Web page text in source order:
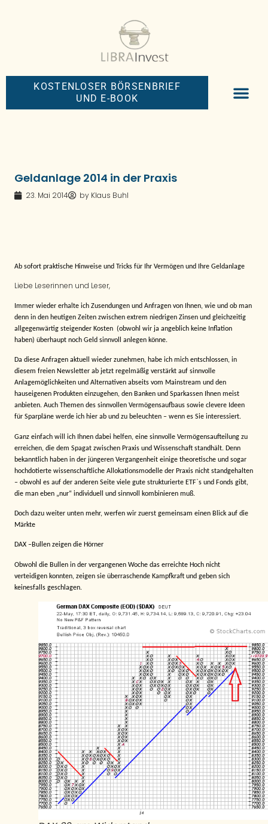
KOSTENLOSER BÖRSENBRIEF
UND E-BOOK
Geldanlage 2014 in der Praxis
23. Mai 2014 by Klaus Buhl
Ab sofort praktische Hinweise und Tricks für Ihr Vermögen und Ihre Geldanlage
Liebe Leserinnen und Leser,
Immer wieder erhalte ich Zusendungen und Anfragen von Ihnen, wie und ob man
denn in den heutigen Zeiten zwischen extrem niedrigen Zinsen und gleichzeitig
allgegenwärtig steigender Kosten (obwohl wir ja angeblich keine Inflation
haben) überhaupt noch Geld sinnvoll anlegen könne.
Da diese Anfragen aktuell wieder zunehmen, habe ich mich entschlossen, in
diesem freien Newsletter ab jetzt regelmäßig verstärkt auf sinnvolle
Anlagemöglichkeiten und Alternativen abseits vom Mainstream und den
hauseigenen Produkten einzugehen, den Banken und Sparkassen Ihnen meist
anbieten. Auch Themen des sinnvollen Vermögensaufbaus sowie clevere Ideen
für Sparpläne werde ich hier ab und zu beleuchten – wenn es Sie interessiert.
Ganz einfach will ich Ihnen dabei helfen, eine sinnvolle Vermögensaufteilung zu
erreichen, die dem Spagat zwischen Praxis und Wissenschaft standhält. Denn
bekanntlich haben in der jüngeren Vergangenheit einige theoretische und sogar
hochdotierte wissenschaftliche Allokationsmodelle der Praxis nicht standgehalten
– obwohl es auf der anderen Seite viele gute strukturierte ETF`s und Fonds gibt,
die man eben „nur“ individuell und sinnvoll kombinieren muß.
Doch dazu weiter unten mehr, werfen wir zuerst gemeinsam einen Blick auf die
Märkte
DAX –Bullen zeigen die Hörner
Obwohl die Bullen in der vergangenen Woche das erreichte Hoch nicht
verteidigen konnten, zeigen sie überraschende Kampfkraft und geben sich
keinesfalls geschlagen.